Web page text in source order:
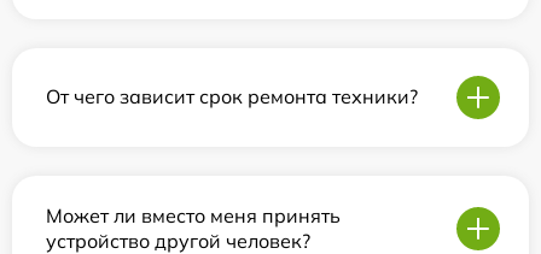
От чего зависит срок ремонта техники?
Может ли вместо меня принять
устройство другой человек?